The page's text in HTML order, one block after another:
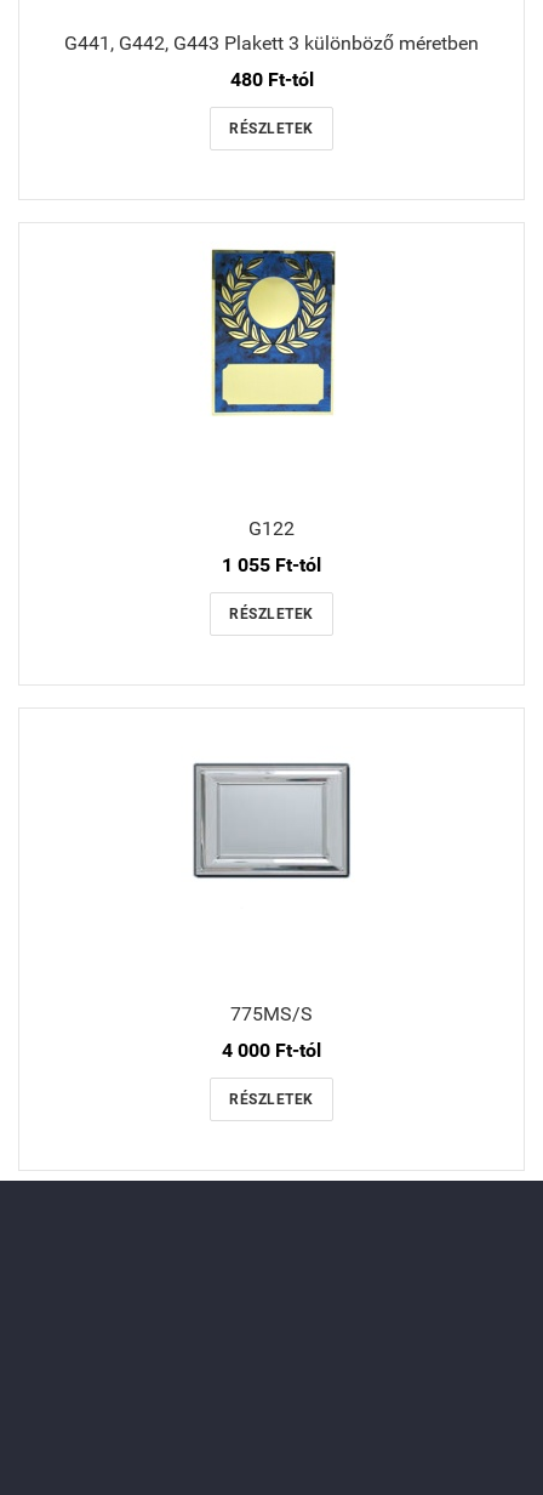
G441, G442, G443 Plakett 3 különböző méretben
480 Ft-tól
RÉSZLETEK
G122
1 055 Ft-tól
RÉSZLETEK
775MS/S
4 000 Ft-tól
RÉSZLETEK